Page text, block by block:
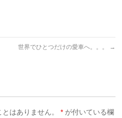
世界でひとつだけの愛車へ。。。 →
はありません。 * が付いている欄